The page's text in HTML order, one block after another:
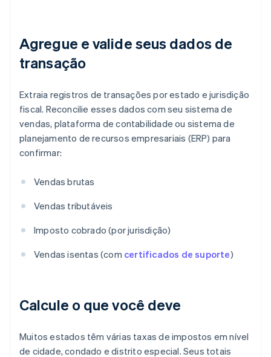
Agregue e valide seus dados de
transação
Extraia registros de transações por estado e jurisdição
fiscal. Reconcilie esses dados com seu sistema de
vendas, plataforma de contabilidade ou sistema de
planejamento de recursos empresariais (ERP) para
confirmar:
Vendas brutas
Vendas tributáveis
Imposto cobrado (por jurisdição)
Vendas isentas (com certificados de suporte)
Calcule o que você deve
Muitos estados têm várias taxas de impostos em nível
de cidade, condado e distrito especial. Seus totais